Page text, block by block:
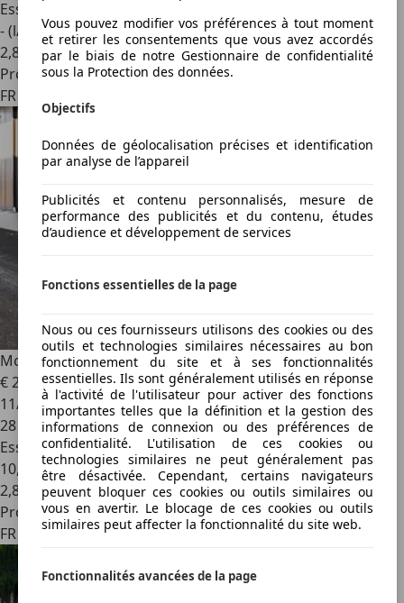
Essence
- (l/100 km)
2,8
Professionnel
FR 91240
McLaren 720SCoupé V8 4.0 720 ch Performance
€ 221 500
11/2019
28 500 km
Essence
10,7 l/100 km (mixte)
2,8
Professionnel
FR 85100
Vous pouvez modifier vos préférences à tout moment
et retirer les consentements que vous avez accordés
par le biais de notre Gestionnaire de confidentialité
sous la Protection des données.
Objectifs
Données de géolocalisation précises et identification
par analyse de l’appareil
Publicités et contenu personnalisés, mesure de
performance des publicités et du contenu, études
d’audience et développement de services
Fonctions essentielles de la page
Nous ou ces fournisseurs utilisons des cookies ou des
outils et technologies similaires nécessaires au bon
fonctionnement du site et à ses fonctionnalités
essentielles. Ils sont généralement utilisés en réponse
à l'activité de l'utilisateur pour activer des fonctions
importantes telles que la définition et la gestion des
informations de connexion ou des préférences de
confidentialité. L'utilisation de ces cookies ou
technologies similaires ne peut généralement pas
être désactivée. Cependant, certains navigateurs
peuvent bloquer ces cookies ou outils similaires ou
vous en avertir. Le blocage de ces cookies ou outils
similaires peut affecter la fonctionnalité du site web.
Fonctionnalités avancées de la page